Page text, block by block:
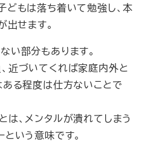
どもは落ち着いて勉強し、本
出せます。
い部分もあります。
近づいてくれば家庭内外と
ある程度は仕方ないことで
は、メンタルが潰れてしまう
いう意味です。